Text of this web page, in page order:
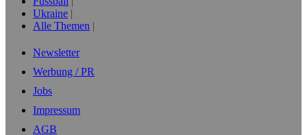
Ukraine
Alle Themen
Newsletter
Werbung / PR
Jobs
Impressum
AGB